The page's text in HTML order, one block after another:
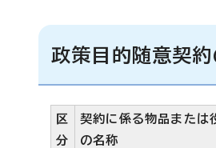
政策目的随意契
区
分
契約に係る物品または
の名称